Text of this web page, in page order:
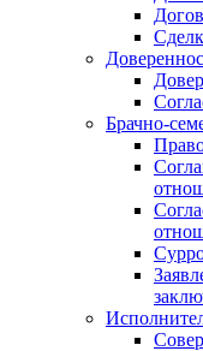
Брачно-